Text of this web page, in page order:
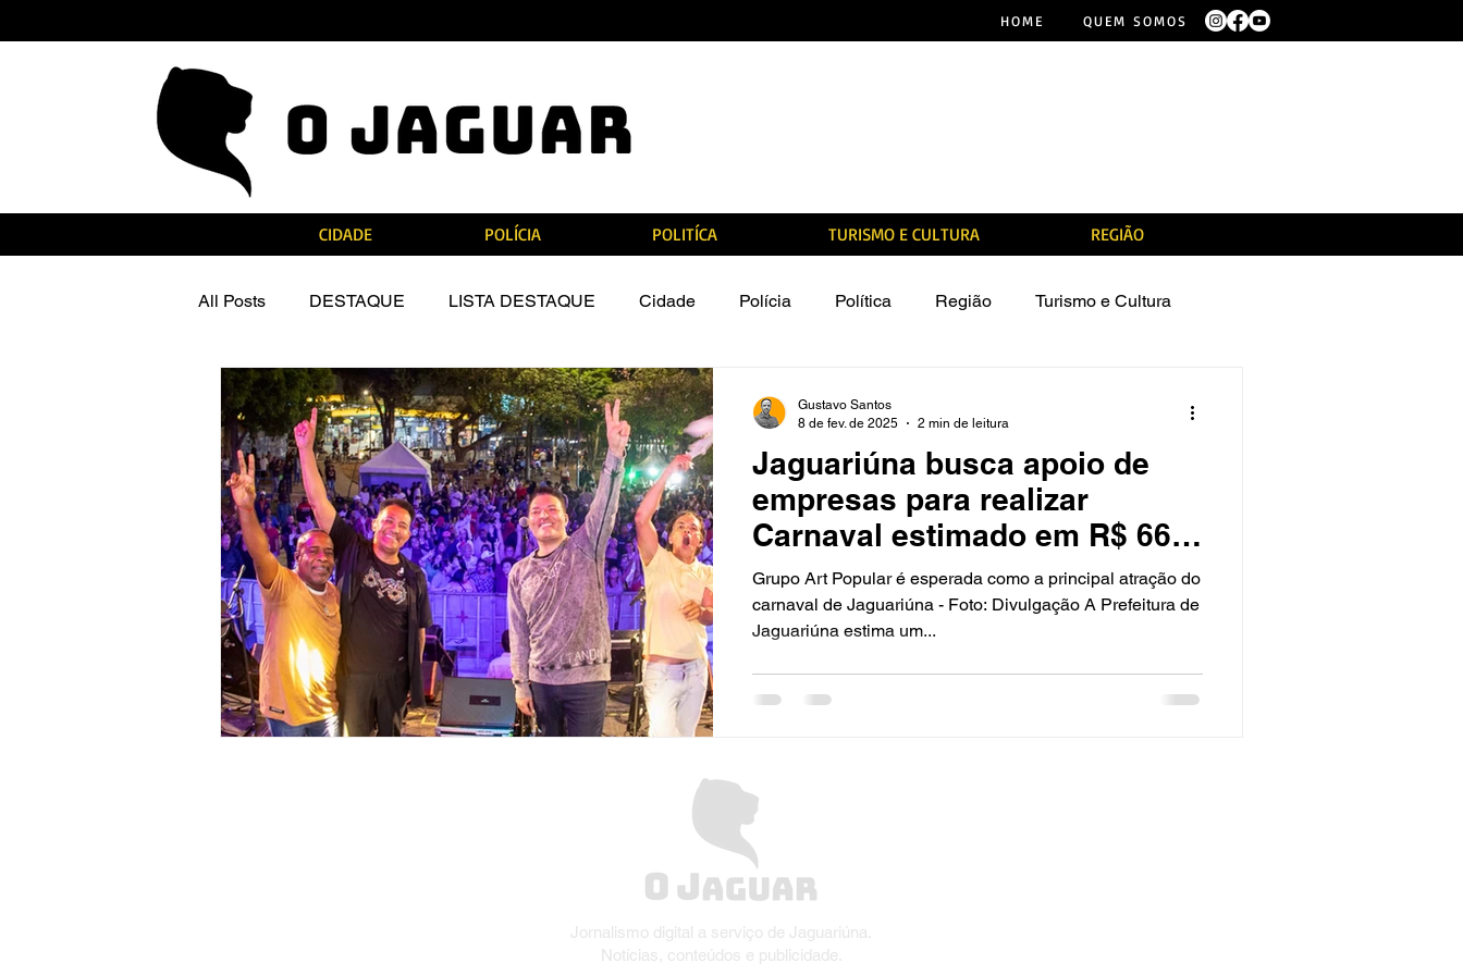
HOME QUEM SOMOS
CIDADE POLÍCIA POLITÍCA TURISMO E CULTURA REGIÃO
All Posts DESTAQUE LISTA DESTAQUE Cidade Polícia Política Região Turismo e Cultura
Notas de Falecimento Na Mira do Jaguar
Jaguariúna busca apoio de
empresas para realizar
Carnaval estimado em R$ 660
mil
Grupo Art Popular é esperada como a principal atração do
carnaval de Jaguariúna - Foto: Divulgação A Prefeitura de
Jaguariúna estima um...
Gustavo Santos
8 de fev. de 2025
2 min de leitura
Jornalismo digital a serviço de Jaguariúna.
Notícias, conteúdos e publicidade.